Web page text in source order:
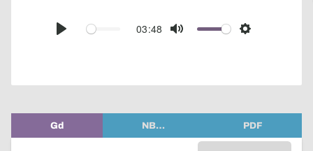
Play
03:48
Mute Settings
Gd NB… PDF